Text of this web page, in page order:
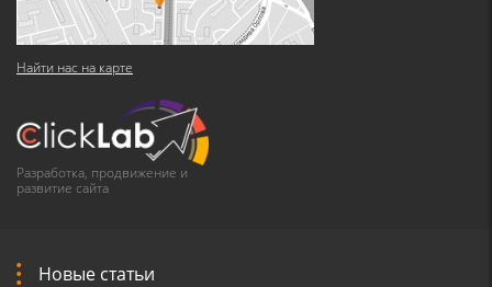
Найти нас на карте
Разработка, продвижение и
развитие сайта
Новые статьи